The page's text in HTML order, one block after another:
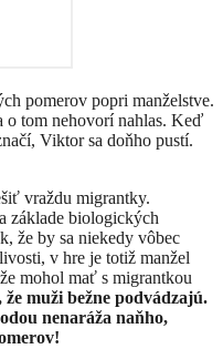
pomerov popri manželstve.
o tom nehovorí nahlas. Keď
Viktor sa doňho pustí.
vraždu migrantky.
základe biologických
že by sa niekedy vôbec
v hre je totiž manžel
mohol mať s migrantkou
muži bežne podvádzajú.
nenaráža naňho,